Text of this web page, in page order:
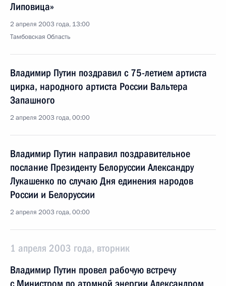
Липовица»
2 апреля 2003 года, 13:00
Тамбовская Область
Владимир Путин поздравил с 75-летием артиста
цирка, народного артиста России Вальтера
Запашного
2 апреля 2003 года, 00:00
Владимир Путин направил поздравительное
послание Президенту Белоруссии Александру
Лукашенко по случаю Дня единения народов
России и Белоруссии
2 апреля 2003 года, 00:00
1 апреля 2003 года, вторник
Владимир Путин провел рабочую встречу
с Министром по атомной энергии Александром